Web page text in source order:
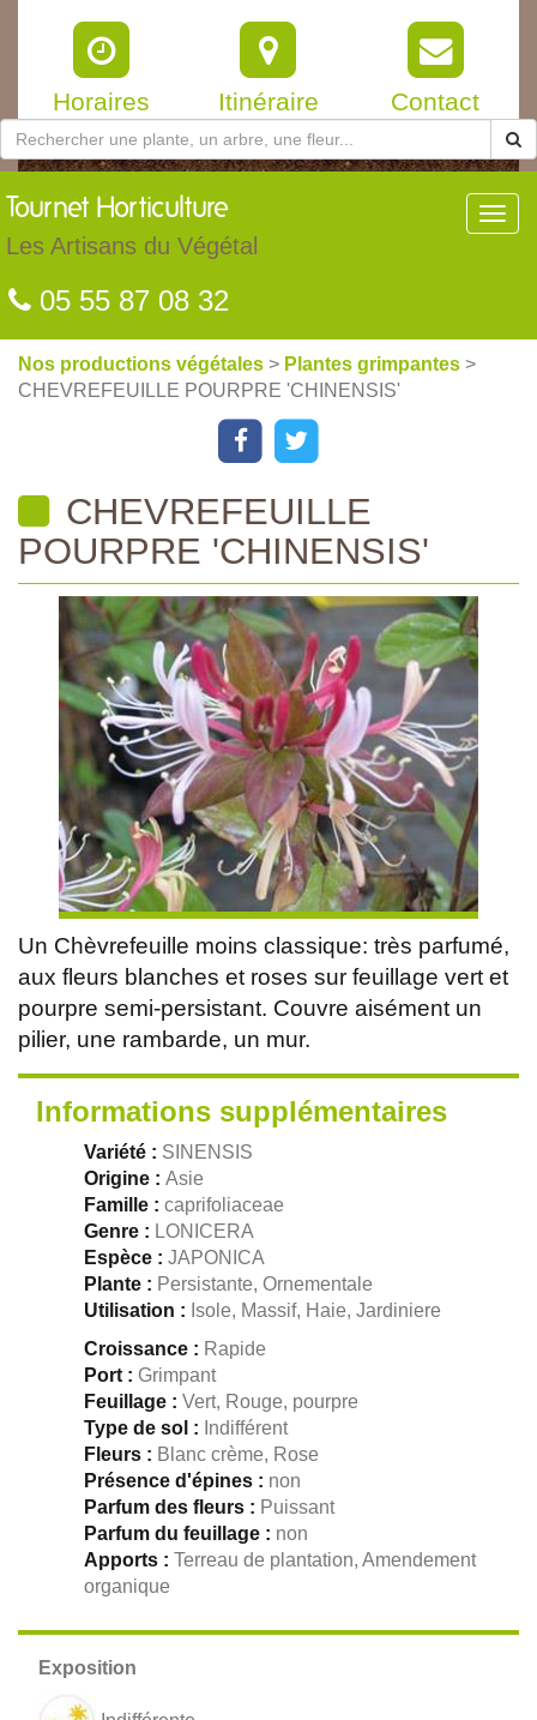
Horaires Itinéraire Contact
Tournet Horticulture
Les Artisans du Végétal
05 55 87 08 32
Nos productions végétales > Plantes grimpantes >
CHEVREFEUILLE POURPRE 'CHINENSIS'
CHEVREFEUILLE
POURPRE 'CHINENSIS'
Un Chèvrefeuille moins classique: très parfumé,
aux fleurs blanches et roses sur feuillage vert et
pourpre semi-persistant. Couvre aisément un
pilier, une rambarde, un mur.
Informations supplémentaires
Variété : SINENSIS
Origine : Asie
Famille : caprifoliaceae
Genre : LONICERA
Espèce : JAPONICA
Plante : Persistante, Ornementale
Utilisation : Isole, Massif, Haie, Jardiniere
Croissance : Rapide
Port : Grimpant
Feuillage : Vert, Rouge, pourpre
Type de sol : Indifférent
Fleurs : Blanc crème, Rose
Présence d'épines : non
Parfum des fleurs : Puissant
Parfum du feuillage : non
Apports : Terreau de plantation, Amendement
organique